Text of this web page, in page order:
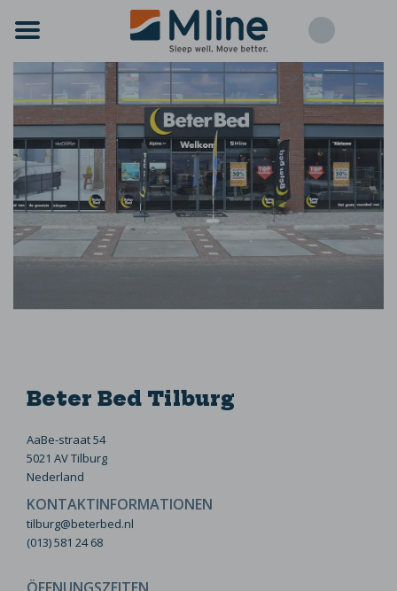
Beter Bed Tilburg
AaBe-straat 54
5021 AV Tilburg
Nederland
KONTAKTINFORMATIONEN
tilburg@beterbed.nl
(013) 581 24 68